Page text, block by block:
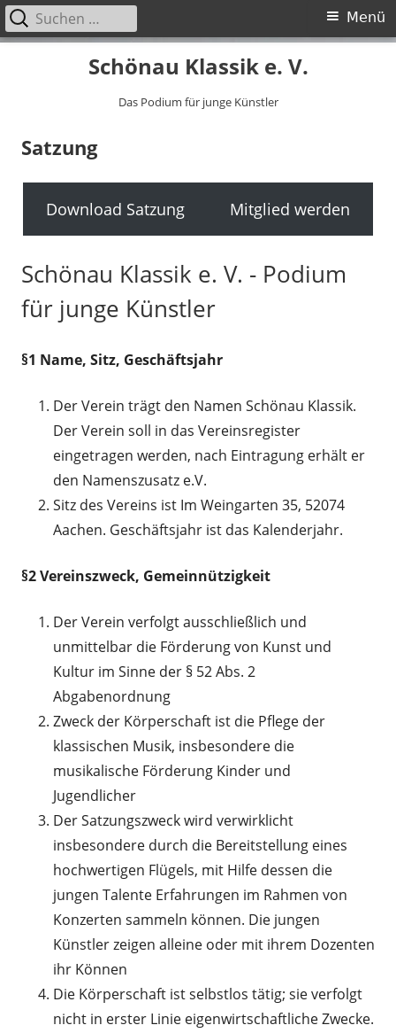
Schönau Klassik e. V.
Das Podium für junge Künstler
Primäres
Menü
Suche
nach:
Satzung
Download Satzung Mitglied werden
Schönau Klassik e. V. - Podium
für junge Künstler
§1 Name, Sitz, Geschäftsjahr
Der Verein trägt den Namen Schönau Klassik.
Der Verein soll in das Vereinsregister
eingetragen werden, nach Eintragung erhält er
den Namenszusatz e.V.
Sitz des Vereins ist Im Weingarten 35, 52074
Aachen. Geschäftsjahr ist das Kalenderjahr.
§2 Vereinszweck, Gemeinnützigkeit
Der Verein verfolgt ausschließlich und
unmittelbar die Förderung von Kunst und
Kultur im Sinne der § 52 Abs. 2
Abgabenordnung
Zweck der Körperschaft ist die Pflege der
klassischen Musik, insbesondere die
musikalische Förderung Kinder und
Jugendlicher
Der Satzungszweck wird verwirklicht
insbesondere durch die Bereitstellung eines
hochwertigen Flügels, mit Hilfe dessen die
jungen Talente Erfahrungen im Rahmen von
Konzerten sammeln können. Die jungen
Künstler zeigen alleine oder mit ihrem Dozenten
ihr Können
Die Körperschaft ist selbstlos tätig; sie verfolgt
nicht in erster Linie eigenwirtschaftliche Zwecke.